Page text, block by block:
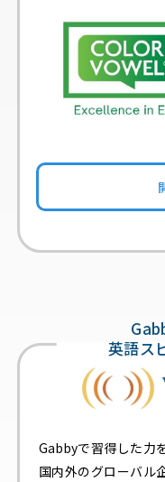
英語ス
Gabbyで習得した力
国内外のグローバル